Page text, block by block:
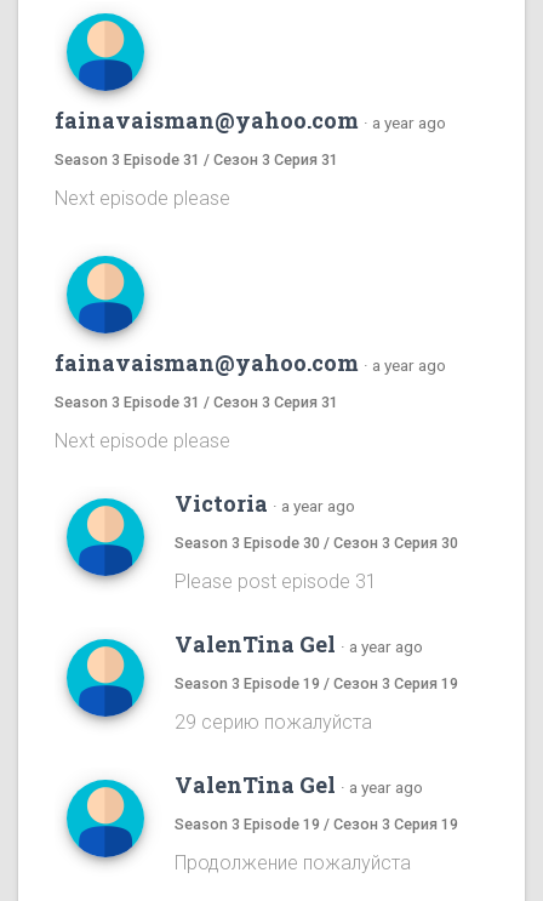
fainavaisman@yahoo.com · a year ago
Season 3 Episode 31 / Сезон 3 Серия 31
Next episode please
fainavaisman@yahoo.com · a year ago
Season 3 Episode 31 / Сезон 3 Серия 31
Next episode please
Victoria · a year ago
Season 3 Episode 30 / Сезон 3 Серия 30
Please post episode 31
ValenTina Gel · a year ago
Season 3 Episode 19 / Сезон 3 Серия 19
29 серию пожалуйста
ValenTina Gel · a year ago
Season 3 Episode 19 / Сезон 3 Серия 19
Продолжение пожалуйста